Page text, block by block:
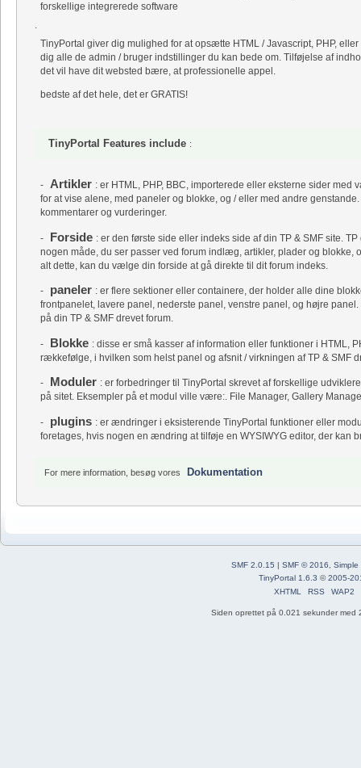
forskellige integrerede software
.
TinyPortal giver dig mulighed for at opsætte HTML / Javascript, PHP,
dig alle de admin / bruger indstillinger du kan bede om. Tilføjelse af
det vil have dit websted bære, at professionelle appel.
bedste af det hele, det er GRATIS!
TinyPortal Features include :
- Artikler : er HTML, PHP, BBC, importerede eller eksterne sider
for at vise alene, med paneler og blokke, og / eller med andre
kommentarer og vurderinger.
- Forside : er den første side eller indeks side af din TP & SMF site.
nogen måde, du ser passer ved forum indlæg, artikler, plader og blokke,
alt dette, kan du vælge din forside at gå direkte til dit forum indeks.
- paneler : er flere sektioner eller containere, der holder alle dine
frontpanelet, lavere panel, nederste panel, venstre panel, og højre
på din TP & SMF drevet forum.
- Blokke : disse er små kasser af information eller funktioner i HTML,
rækkefølge, i hvilken som helst panel og afsnit / virkningen af ​​TP & SMF
- Moduler : er forbedringer til TinyPortal skrevet af forskellige
på sitet. Eksempler på et modul ville være:. File Manager, Gallery
- plugins : er ændringer i eksisterende TinyPortal funktioner eller
foretages, hvis nogen en ændring at tilføje en WYSIWYG editor, der kan
For mere information, besøg vores Dokumentation
SMF 2.0.15 SMF © 2016, Simple
TinyPortal 1.6.3 ©2005-
XHTML
RSS WAP2
Siden oprettet på 0.021 sekunder med